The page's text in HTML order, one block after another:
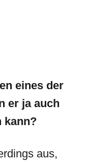
eines der
er ja auch
kann?
aus,